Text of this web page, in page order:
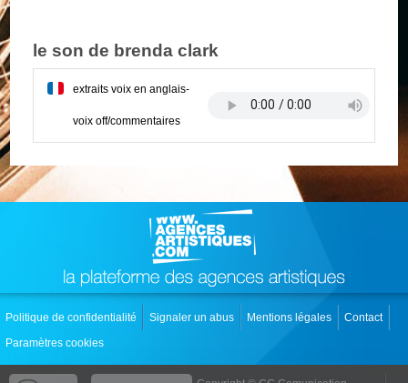
le son de brenda clark
extraits voix en anglais-
voix off/commentaires
Politique de confidentialité Signaler un abus Mentions légales
Contact
Paramètres cookies